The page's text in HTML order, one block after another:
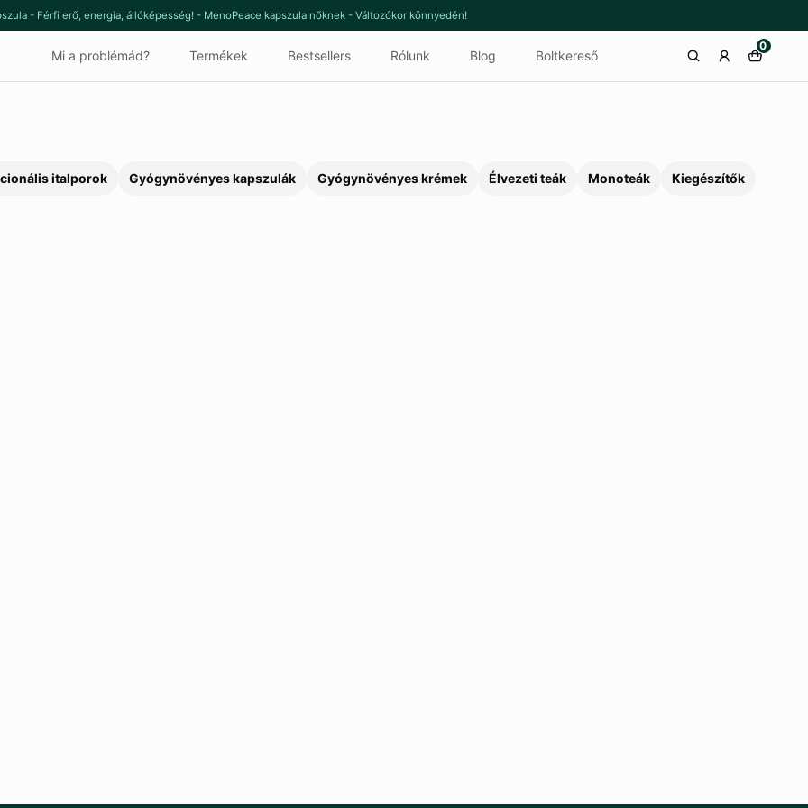
- Férfi erő, energia, állóképesség! - MenoPeace kapszula nőknek - Változókor könnyedén!
Mi a problémád? Termékek Bestsellers Rólunk Blog Boltkereső
0
italporok Gyógynövényes kapszulák Gyógynövényes krémek Élvezeti teák Monoteák Kiegészítők